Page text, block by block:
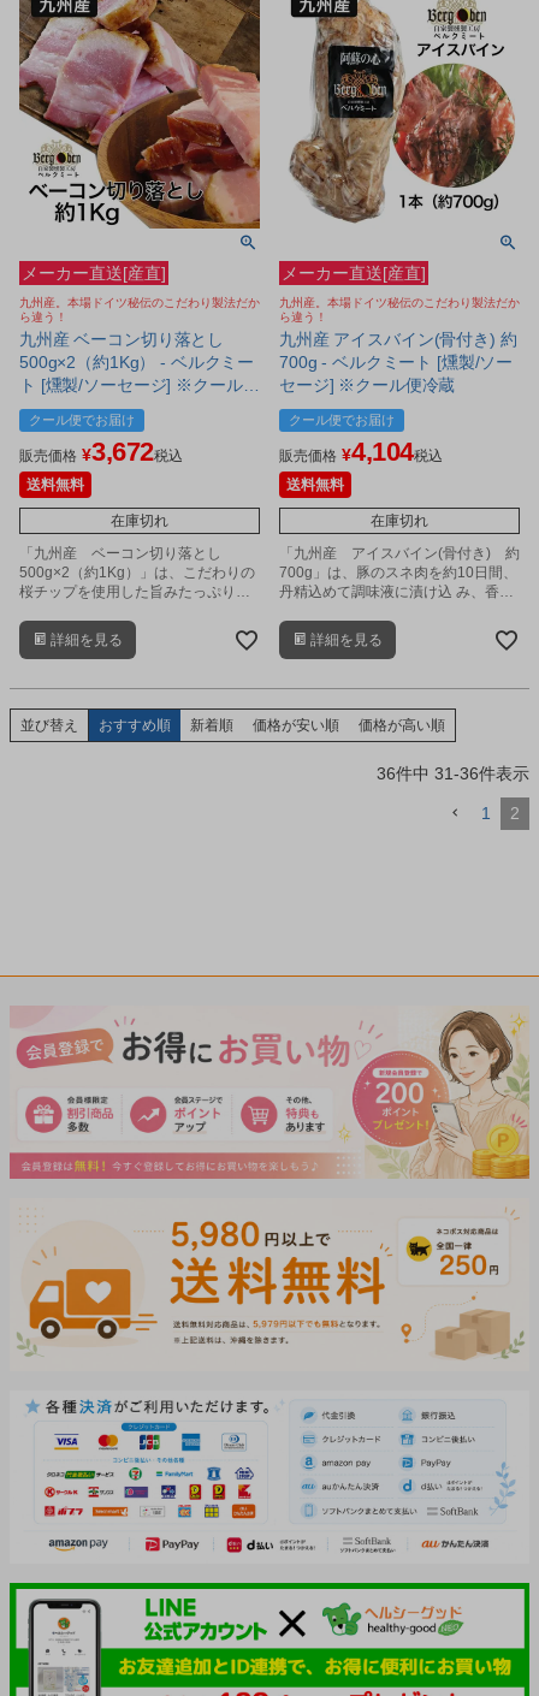
メーカー直送[産直]
九州産。本場ドイツ秘伝のこだわり製法だか
ら違う！
九州産 ベーコン切り落とし
500g×2（約1Kg） - ベルクミー
ト [燻製/ソーセージ] ※クール便
冷蔵
クール便でお届け
販売価格 ¥3,672税込
送料無料
在庫切れ
「九州産 ベーコン切り落とし
500g×2（約1Kg）」は、こだわりの
桜チップを使用した旨みたっぷりの
詳細を見る
メーカー直送[産直]
九州産。本場ドイツ秘伝のこだわり製法だか
ら違う！
九州産 アイスバイン(骨付き) 約
700g - ベルクミート [燻製/ソー
セージ] ※クール便冷蔵
クール便でお届け
販売価格 ¥4,104税込
送料無料
在庫切れ
「九州産 アイスバイン(骨付き) 約
700g」は、豚のスネ肉を約10日間、
丹精込めて調味液に漬け込 み、香草
み、最後に油で素揚げし、肉の旨味
を閉じ込めた逸品食材です。
詳細を見る
並び替え おすすめ順 新着順 価格が安い順 価格が高い順
36件中 31-36件表示
1 2